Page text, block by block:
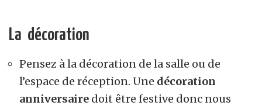
La décoration
Pensez à la décoration de la salle ou de
l’espace de réception. Une décoration
anniversaire doit être festive donc nous